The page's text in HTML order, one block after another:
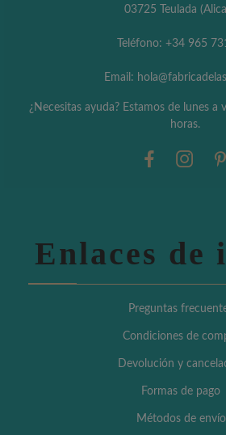
03725 Teulada
Teléfono: +34 965
Email:
¿Necesitas ayuda? Estamos de lunes
horas.
Enlaces de
Preguntas
Condiciones de
Devolución y
Formas de pago
Métodos de envío